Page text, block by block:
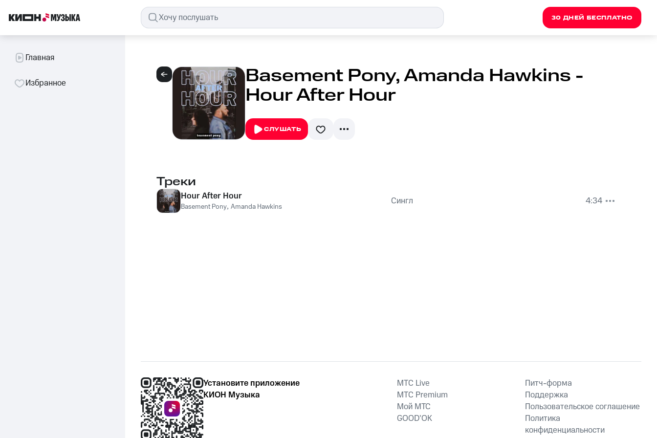
30 ДНЕЙ БЕСПЛАТНО
Главная
Избранное Basement Pony, Amanda Hawkins -
Hour After Hour
СЛУШАТЬ
Треки
Hour After Hour
Basement Pony, Amanda Hawkins Сингл 4:34
Установите приложение
КИОН Музыка
MTС Live
MTС Premium
Мой МТС
GOOD’OK
Питч-форма
Поддержка
Пользовательское соглашение
Политика
конфиденциальности